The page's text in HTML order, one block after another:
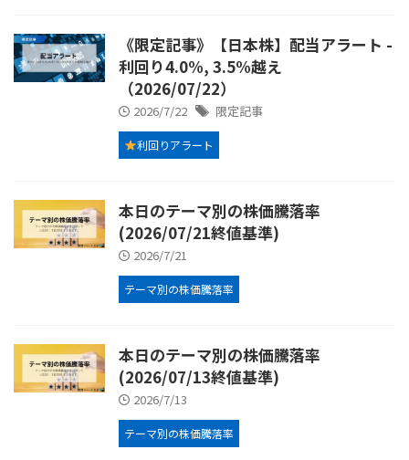
《限定記事》【日本株】配当アラート -
利回り4.0%, 3.5%越え
（2026/07/22）
2026/7/22 限定記事
利回りアラート
本日のテーマ別の株価騰落率
(2026/07/21終値基準)
2026/7/21
テーマ別の株価騰落率
本日のテーマ別の株価騰落率
(2026/07/13終値基準)
2026/7/13
テーマ別の株価騰落率